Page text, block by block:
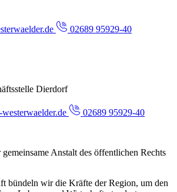
02689 95929-40
Dierdorf
02689 95929-40
Anstalt des öffentlichen Rechts
bündeln wir die Kräfte der Region, um den